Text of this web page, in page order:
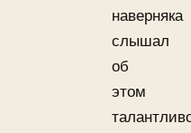
наверняка
слышал
об
этом